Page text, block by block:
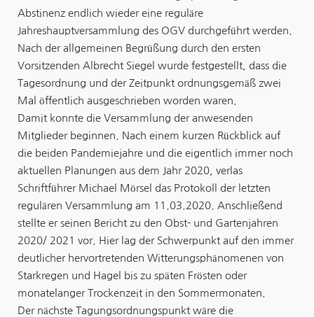
Abstinenz endlich wieder eine reguläre
Jahreshauptversammlung des OGV durchgeführt werden.
Nach der allgemeinen Begrüßung durch den ersten
Vorsitzenden Albrecht Siegel wurde festgestellt, dass die
Tagesordnung und der Zeitpunkt ordnungsgemäß zwei
Mal öffentlich ausgeschrieben worden waren.
Damit konnte die Versammlung der anwesenden
Mitglieder beginnen. Nach einem kurzen Rückblick auf
die beiden Pandemiejahre und die eigentlich immer noch
aktuellen Planungen aus dem Jahr 2020, verlas
Schriftführer Michael Mörsel das Protokoll der letzten
regulären Versammlung am 11.03.2020. Anschließend
stellte er seinen Bericht zu den Obst- und Gartenjahren
2020/ 2021 vor. Hier lag der Schwerpunkt auf den immer
deutlicher hervortretenden Witterungsphänomenen von
Starkregen und Hagel bis zu späten Frösten oder
monatelanger Trockenzeit in den Sommermonaten.
Der nächste Tagungsordnungspunkt wäre die